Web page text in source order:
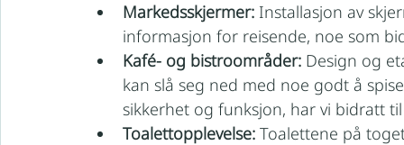
Markedsskjermer: Installasjon av
informasjon for reisende, noe som
Kafé- og bistroområder: Design og
kan slå seg ned med noe godt å
sikkerhet og funksjon, har vi bidratt
Toalettopplevelse: Toalettene på